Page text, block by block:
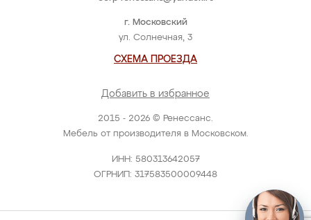
2015 - 2026 © Ренессанс.
Мебель от производителя в Московском.
ИНН: 580313642057
ОГРНИП: 317583500009448
г. Московский
ул. Солнечная, 3
СХЕМА ПРОЕЗДА
Добавить в избранное